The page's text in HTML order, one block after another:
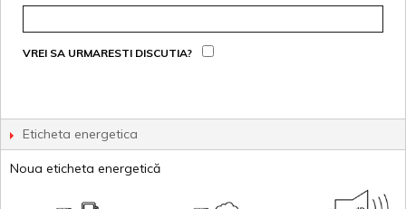
VREI SA URMARESTI DISCUTIA?
Eticheta energetica
Noua eticheta energetică